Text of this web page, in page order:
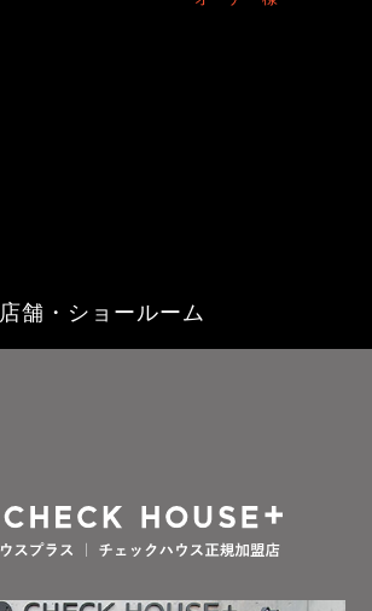
店舗・ショールーム